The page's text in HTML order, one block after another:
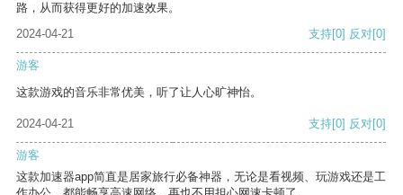
路，从而获得更好的加速效果。
2024-04-21
支持[0] 反对[0]
游客
这款游戏的音乐非常优美，听了让人心旷神怡。
2024-04-21 支持[0] 反对[0]
游客
这款加速器app简直是居家旅行必备神器，无论是看视频、玩游戏还是工